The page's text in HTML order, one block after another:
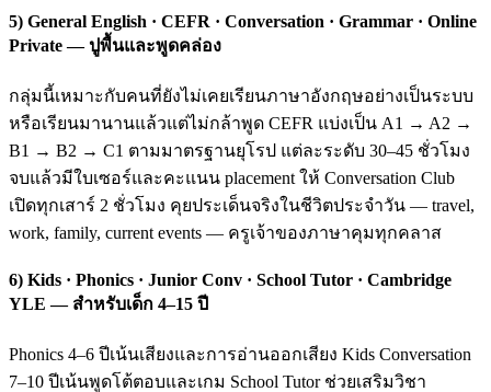
5) General English · CEFR · Conversation · Grammar · Online
Private — ปูพื้นและพูดคล่อง
กลุ่มนี้เหมาะกับคนที่ยังไม่เคยเรียนภาษาอังกฤษอย่างเป็นระบบ
หรือเรียนมานานแล้วแต่ไม่กล้าพูด CEFR แบ่งเป็น A1 → A2 →
B1 → B2 → C1 ตามมาตรฐานยุโรป แต่ละระดับ 30–45 ชั่วโมง
จบแล้วมีใบเซอร์และคะแนน placement ให้ Conversation Club
เปิดทุกเสาร์ 2 ชั่วโมง คุยประเด็นจริงในชีวิตประจำวัน — travel,
work, family, current events — ครูเจ้าของภาษาคุมทุกคลาส
6) Kids · Phonics · Junior Conv · School Tutor · Cambridge
YLE — สำหรับเด็ก 4–15 ปี
Phonics 4–6 ปีเน้นเสียงและการอ่านออกเสียง Kids Conversation
7–10 ปีเน้นพูดโต้ตอบและเกม School Tutor ช่วยเสริมวิชา